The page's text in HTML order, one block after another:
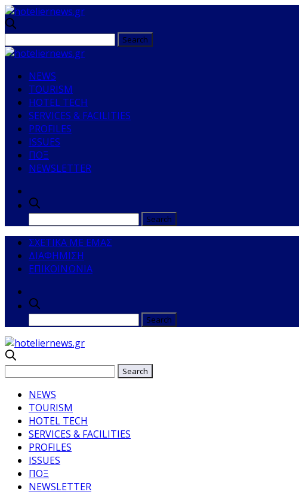
NEWS
TOURISM
HOTEL TECH
SERVICES & FACILITIES
PROFILES
ISSUES
ΠΟΞ
NEWSLETTER
ΣΧΕΤΙΚΑ ΜΕ ΕΜΑΣ
ΔΙΑΦΗΜΙΣΗ
ΕΠΙΚΟΙΝΩΝΙΑ
NEWS
TOURISM
HOTEL TECH
SERVICES & FACILITIES
PROFILES
ISSUES
ΠΟΞ
NEWSLETTER